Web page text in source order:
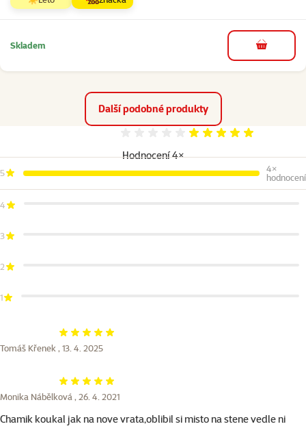
Skladem do košíku
Další podobné produkty
Hodnocení 4×
Hodnocení 100%
5
4×
hodnocení
4
3
2
1
Hodnocení 100%
Tomáš Křenek , 13. 4. 2025
Hodnocení 100%
Monika Nábělková , 26. 4. 2021
Chamik koukal jak na nove vrata,oblibil si misto na stene vedle ni